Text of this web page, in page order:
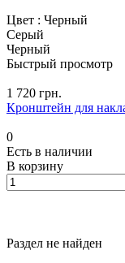
Цвет : Черный
Серый
Черный
Быстрый просмотр
1 720 грн.
Кронштейн для
0
Есть в наличии
В корзину
Раздел не найден